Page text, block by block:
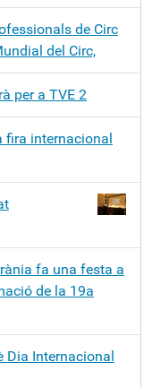
de Circ
del Circ,
per a TVE 2
fira internacional
fa una festa a
de la 19a
Dia Internacional